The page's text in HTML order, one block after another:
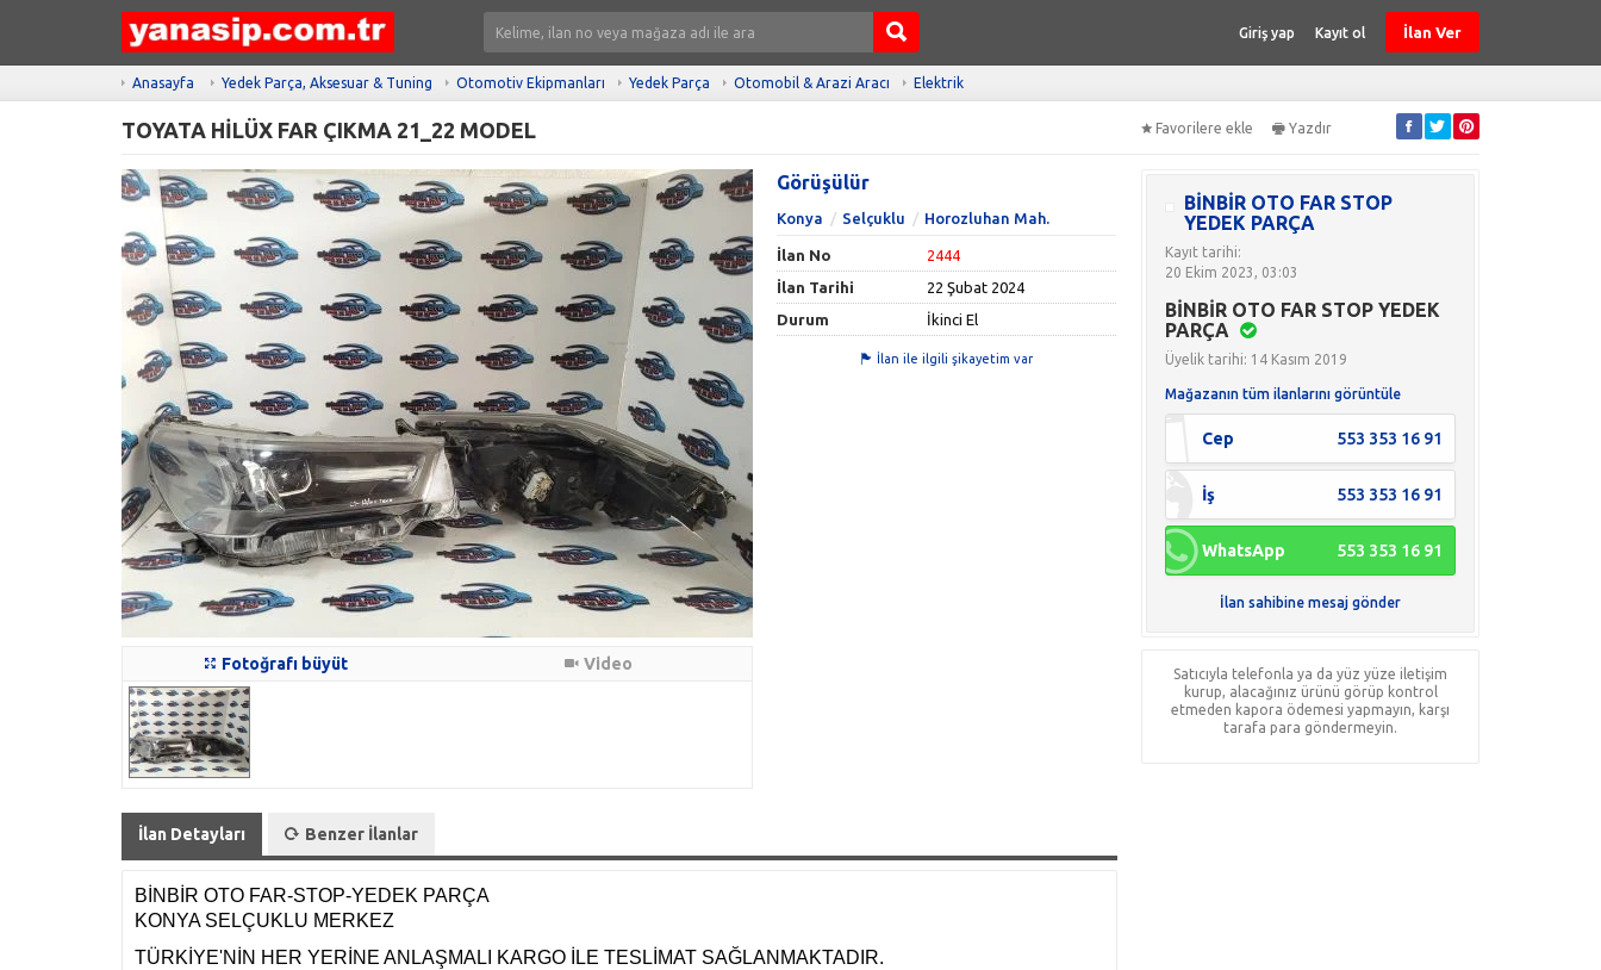
Giriş yap Kayıt ol İlan Ver
Anasayfa Yedek Parça, Aksesuar & Tuning Otomotiv Ekipmanları Yedek Parça Otomobil & Arazi Aracı Elektrik
TOYATA HİLÜX FAR ÇIKMA 21_22 MODEL Favorilere ekle Yazdır
Fotoğrafı büyüt Video
Görüşülür
Konya Selçuklu Horozluhan Mah.
İlan No
2444
İlan Tarihi
22 Şubat 2024
Durum
İkinci El
İlan ile ilgili şikayetim var
İlan Detayları Benzer İlanlar
BİNBİR OTO FAR-STOP-YEDEK PARÇA
KONYA SELÇUKLU MERKEZ
TÜRKİYE'NİN HER YERİNE ANLAŞMALI KARGO İLE TESLİMAT SAĞLANMAKTADIR.
BİNBİR OTO FAR STOP
YEDEK PARÇA
Kayıt tarihi:
20 Ekim 2023, 03:03
BİNBİR OTO FAR STOP YEDEK
PARÇA
Üyelik tarihi: 14 Kasım 2019
Mağazanın tüm ilanlarını görüntüle
Cep 553 353 16 91
İş 553 353 16 91
WhatsApp 553 353 16 91
İlan sahibine mesaj gönder
Satıcıyla telefonla ya da yüz yüze iletişim
kurup, alacağınız ürünü görüp kontrol
etmeden kapora ödemesi yapmayın, karşı
tarafa para göndermeyin.